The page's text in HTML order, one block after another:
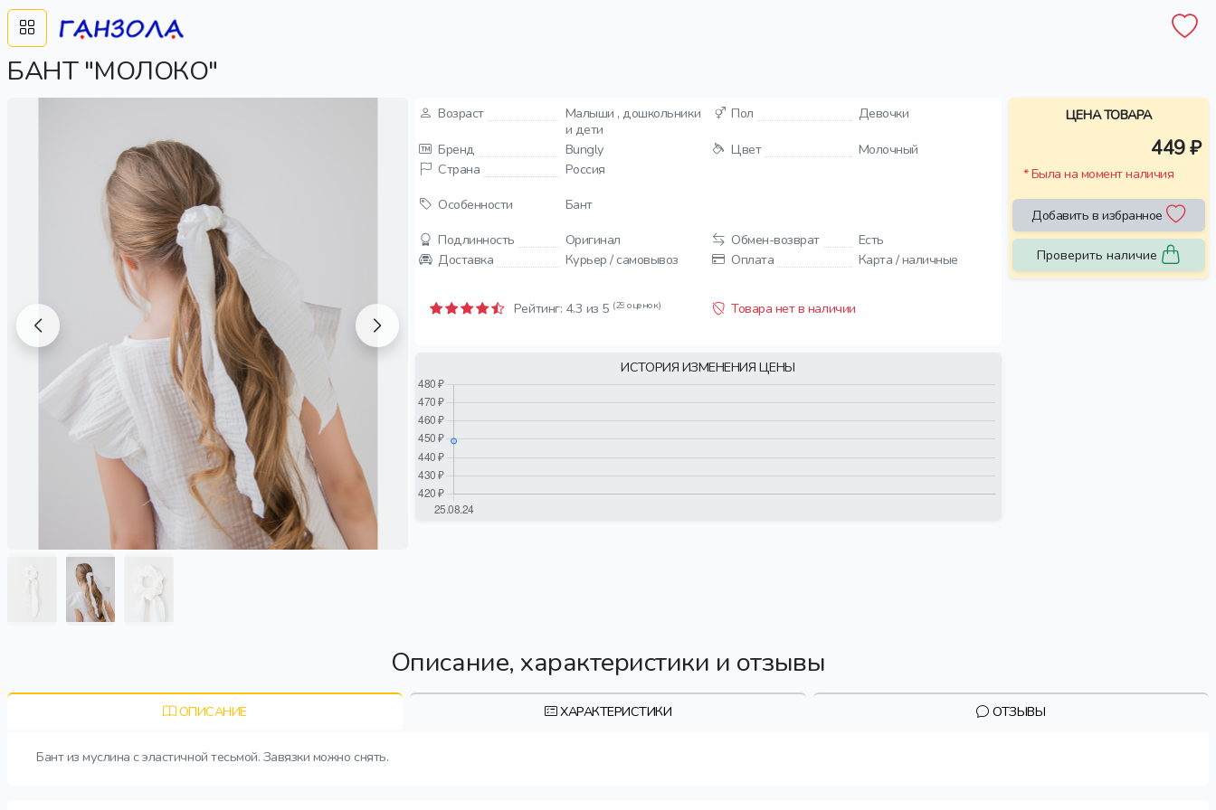
БАНТ "МОЛОКО"
Возраст
Малыши , дошкольники
и дети
Пол
Девочки
Бренд
Bungly Цвет
Молочный
Страна
Россия
Особенности
Бант
Подлинность
Оригинал Обмен-возврат
Есть
Доставка
Курьер / самовывоз Оплата Карта / наличные
Рейтинг: 4.3 из 5 (29 оценок) Товара нет в наличии
ИСТОРИЯ ИЗМЕНЕНИЯ ЦЕНЫ
ЦЕНА ТОВАРА
449 ₽
* Была на момент наличия
Добавить в избранное
Проверить наличие
Описание, характеристики и отзывы
ОПИСАНИЕ ХАРАКТЕРИСТИКИ ОТЗЫВЫ
Бант из муслина с эластичной тесьмой. Завязки можно снять.